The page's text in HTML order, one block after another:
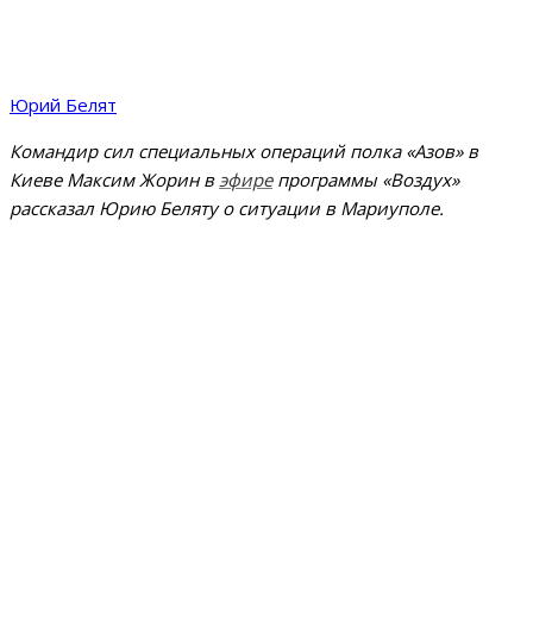
Юрий Белят
Командир сил специальных операций полка «Азов» в
Киеве Максим Жорин вэфирепрограммы «Воздух»
рассказал Юрию Беляту о ситуации в Мариуполе.